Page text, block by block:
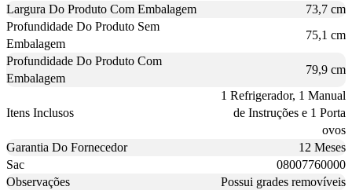
Largura Do Produto Com Embalagem
73,7 cm
Profundidade Do Produto Sem
Embalagem
75,1 cm
Profundidade Do Produto Com
Embalagem
79,9 cm
Itens Inclusos
1 Refrigerador, 1 Manual
de Instruções e 1 Porta
ovos
Garantia Do Fornecedor
12 Meses
Sac
08007760000
Observações
Possui grades removíveis